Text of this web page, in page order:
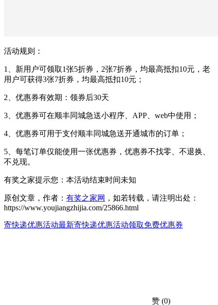
活动规则：
1、新用户可领取1张5折券，2张7折券，均最高抵扣10元，老
用户可获得3张7折券，均最高抵扣10元；
2、优惠券有效期：领券后30天
3、优惠券可在顺丰同城急送小程序、APP、web中使用；
4、优惠券可用于支付顺丰同城急送开通城市的订单；
5、每笔订单仅能使用一张优惠券，优惠券不找零、不退换、
不兑现。
有奖之家提示您： 本活动结束时间未知
原创文章，作者： 有奖之家网 ，如若转载，请注明出处：
https://www.youjiangzhijia.com/25866.html
寄快递优惠活动最新寄快递优惠活动领取免费优惠券
赞 (0)